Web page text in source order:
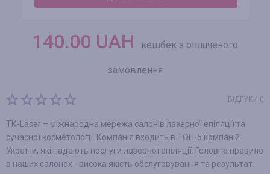
140.00 UAH кешбек з оплаченого
замовлення
ВІДГУКИ 0
ТК-Laser – міжнародна мережа салонів лазерної епіляції та
сучасної косметології. Компанія входить в ТОП-5 компаній
України, які надають послуги лазерної епіляції. Головне правило
в наших салонах - висока якість обслуговування та результат.